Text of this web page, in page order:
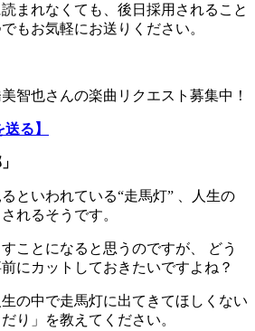
まれなくても、後日採用されること
もお気軽にお送りください。
智也さんの楽曲リクエスト募集中！
る】
といわれている“走馬灯” 、人生の
れるそうです。
ことになると思うのですが、 どう
にカットしておきたいですよね？
の中で走馬灯に出てきてほしくない
り」を教えてください。